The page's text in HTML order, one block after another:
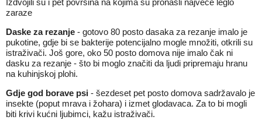
Izdvojili su i pet površina na kojima su pronašli najveće leglo
zaraze
Daske za rezanje - gotovo 80 posto dasaka za rezanje imalo je
pukotine, gdje bi se bakterije potencijalno mogle množiti, otkrili su
istraživači. Još gore, oko 50 posto domova nije imalo čak ni
dasku za rezanje - što bi moglo značiti da ljudi pripremaju hranu
na kuhinjskoj plohi.
Gdje god borave psi - šezdeset pet posto domova sadržavalo je
insekte (poput mrava i žohara) i izmet glodavaca. Za to bi mogli
biti krivi kućni ljubimci, kažu istraživači.